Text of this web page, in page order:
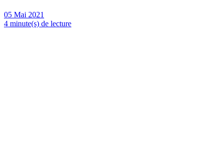
05 Mai 2021
4 minute(s) de lecture